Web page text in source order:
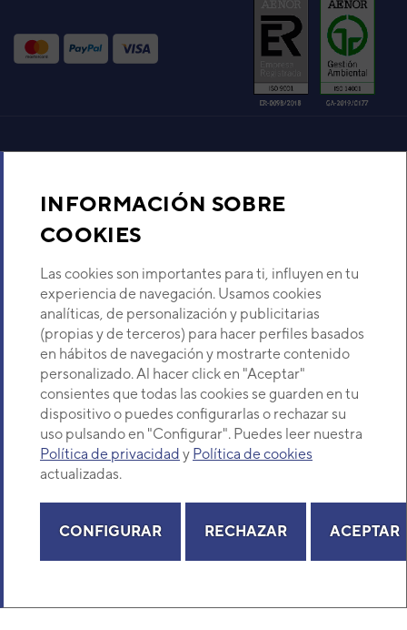
INFORMACIÓN SOBRE
COOKIES
Las cookies son importantes para ti, influyen en tu
experiencia de navegación. Usamos cookies
analíticas, de personalización y publicitarias
(propias y de terceros) para hacer perfiles basados
en hábitos de navegación y mostrarte contenido
personalizado. Al hacer click en "Aceptar"
consientes que todas las cookies se guarden en tu
dispositivo o puedes configurarlas o rechazar su
uso pulsando en "Configurar". Puedes leer nuestra
Política de privacidad y Política de cookies
actualizadas.
CONFIGURAR RECHAZAR ACEPTAR
Recambios
Descubre Eurofred
Dónde Estamos
¿Buscas un servicio técnico?
Selecciona provincia
Provincia